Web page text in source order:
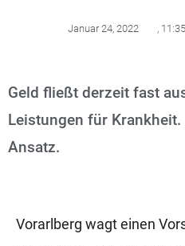
Januar 24, 2022 ,
Geld fließt derzeit fast
Leistungen für
Ansatz.
Vorarlberg wagt einen